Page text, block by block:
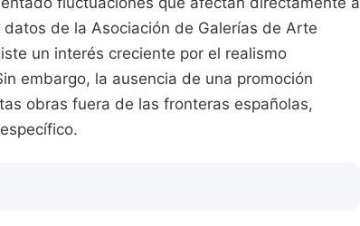
de la Asociación de Galerías de Arte
un interés creciente por el realismo
embargo, la ausencia de una promoción
obras fuera de las fronteras españolas,